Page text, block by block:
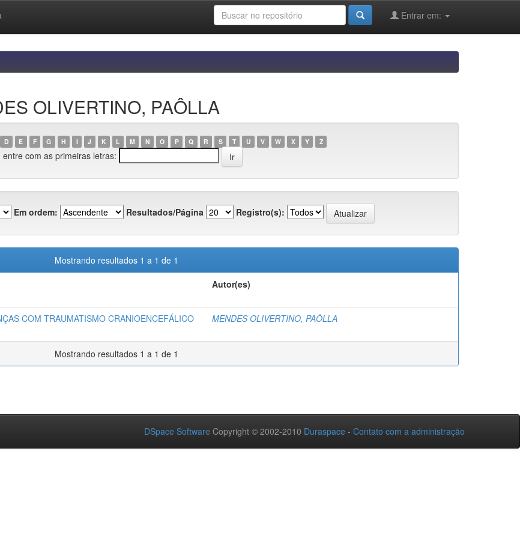
Entrar em:
OLIVERTINO, PAÔLLA
D E F G H I J K L M N O P Q R S T U V W X Y Z
entre com as primeiras letras:
Em ordem: Resultados/Página Registro(s):
Mostrando resultados 1 a 1 de 1
Autor(es)
COM TRAUMATISMO CRANIOENCEFÁLICO
MENDES OLIVERTINO, PAÔLLA
Mostrando resultados 1 a 1 de 1
DSpace Software Copyright © 2002-2010 Duraspace - Contato com a administração